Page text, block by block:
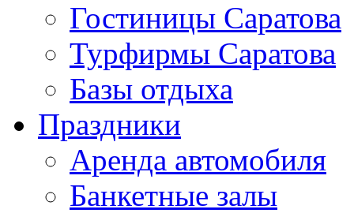
Гостиницы Саратова
Турфирмы Саратова
Базы отдыха
Праздники
Аренда автомобиля
Банкетные залы